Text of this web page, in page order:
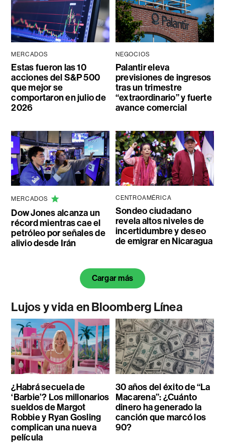
MERCADOS
Estas fueron las 10
acciones del S&P 500
que mejor se
comportaron en julio de
2026
NEGOCIOS
Palantir eleva
previsiones de ingresos
tras un trimestre
“extraordinario” y fuerte
avance comercial
MERCADOS
Dow Jones alcanza un
récord mientras cae el
petróleo por señales de
alivio desde Irán
CENTROAMÉRICA
Sondeo ciudadano
revela altos niveles de
incertidumbre y deseo
de emigrar en Nicaragua
Cargar más
Lujos y vida en Bloomberg Línea
¿Habrá secuela de
‘Barbie’? Los millonarios
sueldos de Margot
Robbie y Ryan Gosling
complican una nueva
película
30 años del éxito de “La
Macarena”: ¿Cuánto
dinero ha generado la
canción que marcó los
90?